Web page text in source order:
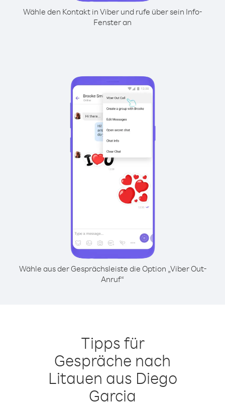
Wähle den Kontakt in Viber und rufe über sein Info-
Fenster an
Wähle aus der Gesprächsleiste die Option „Viber Out-
Anruf“
Tipps für
Gespräche nach
Litauen aus Diego
Garcia